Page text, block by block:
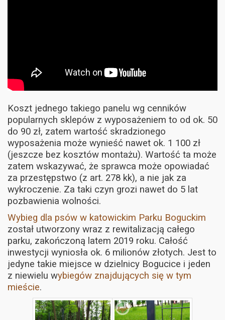
Koszt jednego takiego panelu wg cenników
popularnych sklepów z wyposażeniem to od ok. 50
do 90 zł, zatem wartość skradzionego
wyposażenia może wynieść nawet ok. 1 100 zł
(jeszcze bez kosztów montażu). Wartość ta może
zatem wskazywać, że sprawca może opowiadać
za przestępstwo (z art. 278 kk), a nie jak za
wykroczenie. Za taki czyn grozi nawet do 5 lat
pozbawienia wolności.
Wybieg dla psów w katowickim Parku Boguckim
został utworzony wraz z rewitalizacją całego
parku, zakończoną latem 2019 roku. Całość
inwestycji wyniosła ok. 6 milionów złotych. Jest to
jedyne takie miejsce w dzielnicy Bogucice i jeden
z niewielu wybiegów znajdujących się w tym
mieście.